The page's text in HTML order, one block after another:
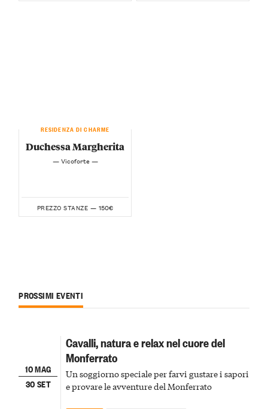
RESIDENZA DI CHARME
Duchessa Margherita
— Vicoforte —
PREZZO STANZE — 150€
PROSSIMI EVENTI
10 MAG
30 SET
Cavalli, natura e relax nel cuore del
Monferrato
Un soggiorno speciale per farvi gustare i sapori
e provare le avventure del Monferrato